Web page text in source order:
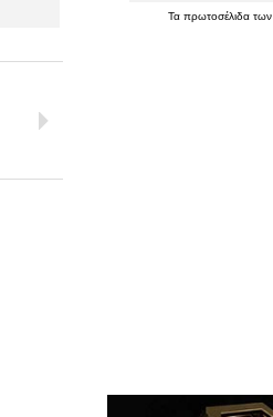
Τα πρωτοσέλιδα των